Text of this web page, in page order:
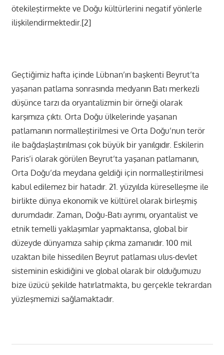
ötekileştirmekte ve Doğu kültürlerini negatif yönlerle
ilişkilendirmektedir.[2]
Geçtiğimiz hafta içinde Lübnan’ın başkenti Beyrut’ta
yaşanan patlama sonrasında medyanın Batı merkezli
düşünce tarzı da oryantalizmin bir örneği olarak
karşımıza çıktı. Orta Doğu ülkelerinde yaşanan
patlamanın normalleştirilmesi ve Orta Doğu’nun terör
ile bağdaşlaştırılması çok büyük bir yanılgıdır. Eskilerin
Paris’i olarak görülen Beyrut’ta yaşanan patlamanın,
Orta Doğu’da meydana geldiği için normalleştirilmesi
kabul edilemez bir hatadır. 21. yüzyılda küreselleşme ile
birlikte dünya ekonomik ve kültürel olarak birleşmiş
durumdadır. Zaman, Doğu-Batı ayrımı, oryantalist ve
etnik temelli yaklaşımlar yapmaktansa, global bir
düzeyde dünyamıza sahip çıkma zamanıdır. 100 mil
uzaktan bile hissedilen Beyrut patlaması ulus-devlet
sisteminin eskidiğini ve global olarak bir olduğumuzu
bize üzücü şekilde hatırlatmakta, bu gerçekle tekrardan
yüzleşmemizi sağlamaktadır.